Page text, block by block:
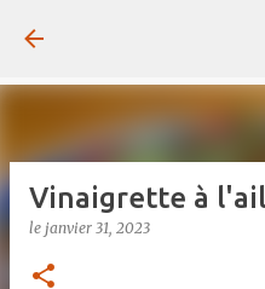
Vinaigrette à
le janvier 31, 2023